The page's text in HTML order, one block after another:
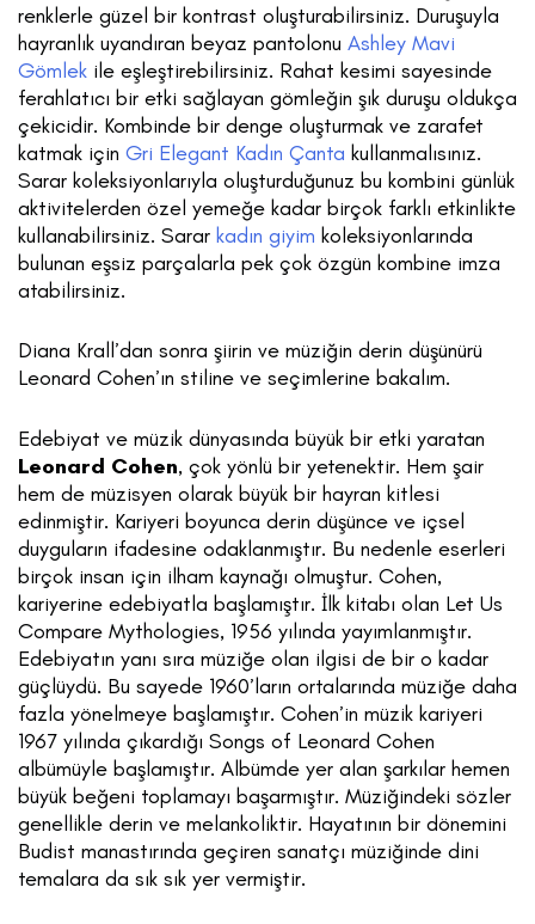
renklerle güzel bir kontrast oluşturabilirsiniz. Duruşuyla
hayranlık uyandıran beyaz pantolonu Ashley Mavi
Gömlek ile eşleştirebilirsiniz. Rahat kesimi sayesinde
ferahlatıcı bir etki sağlayan gömleğin şık duruşu oldukça
çekicidir. Kombinde bir denge oluşturmak ve zarafet
katmak için Gri Elegant Kadın Çanta kullanmalısınız.
Sarar koleksiyonlarıyla oluşturduğunuz bu kombini günlük
aktivitelerden özel yemeğe kadar birçok farklı etkinlikte
kullanabilirsiniz. Sarar kadın giyim koleksiyonlarında
bulunan eşsiz parçalarla pek çok özgün kombine imza
atabilirsiniz.
Diana Krall’dan sonra şiirin ve müziğin derin düşünürü
Leonard Cohen’ın stiline ve seçimlerine bakalım.
Edebiyat ve müzik dünyasında büyük bir etki yaratan
Leonard Cohen, çok yönlü bir yetenektir. Hem şair
hem de müzisyen olarak büyük bir hayran kitlesi
edinmiştir. Kariyeri boyunca derin düşünce ve içsel
duyguların ifadesine odaklanmıştır. Bu nedenle eserleri
birçok insan için ilham kaynağı olmuştur. Cohen,
kariyerine edebiyatla başlamıştır. İlk kitabı olan Let Us
Compare Mythologies, 1956 yılında yayımlanmıştır.
Edebiyatın yanı sıra müziğe olan ilgisi de bir o kadar
güçlüydü. Bu sayede 1960’ların ortalarında müziğe daha
fazla yönelmeye başlamıştır. Cohen’in müzik kariyeri
1967 yılında çıkardığı Songs of Leonard Cohen
albümüyle başlamıştır. Albümde yer alan şarkılar hemen
büyük beğeni toplamayı başarmıştır. Müziğindeki sözler
genellikle derin ve melankoliktir. Hayatının bir dönemini
Budist manastırında geçiren sanatçı müziğinde dini
temalara da sık sık yer vermiştir.